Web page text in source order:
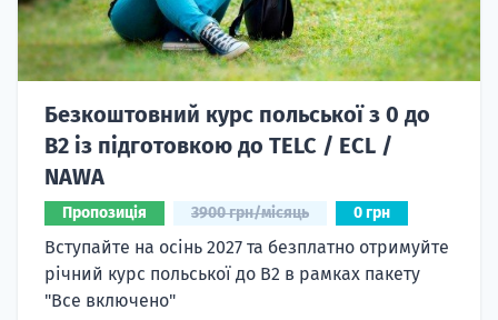
Безкоштовний курс польської з 0 до
B2 із підготовкою до TELC / ECL /
NAWA
Пропозиція 3900 грн/місяць 0 грн
Вступайте на осінь 2027 та безплатно отримуйте
річний курс польської до B2 в рамках пакету
"Все включено"